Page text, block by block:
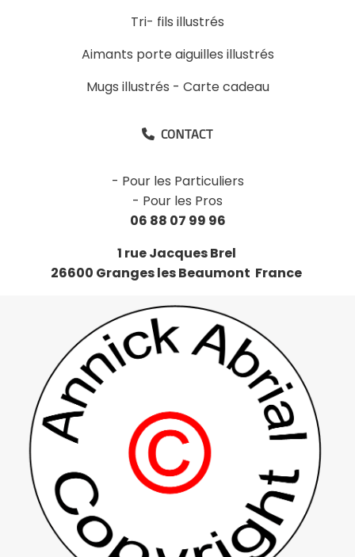
Tri- fils illustrés
Aimants porte aiguilles illustrés
Mugs illustrés - Carte cadeau
 CONTACT
- Pour les Particuliers
- Pour les Pros
06 88 07 99 96
1 rue Jacques Brel
26600 Granges les Beaumont France